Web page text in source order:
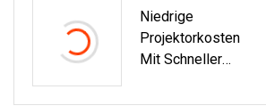
Aus Aluminium
Niedrige
Projektorkosten
Mit Schneller
Eit Und Hoher